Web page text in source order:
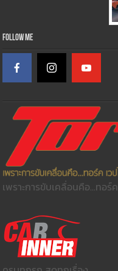
Follow Me
เพราะการขับเคลื่อนคือ...ทอร์ค